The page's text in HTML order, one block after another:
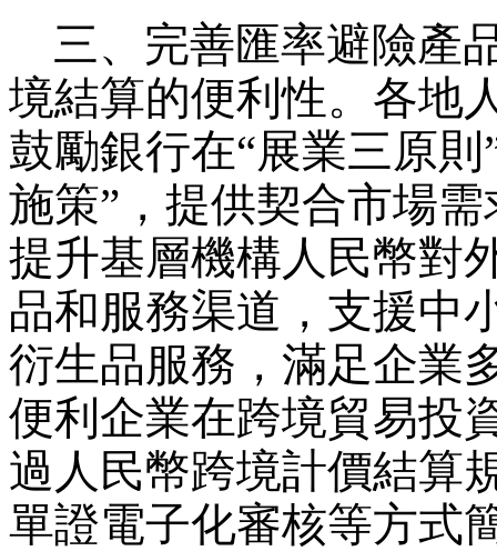
三、完善匯率避險產
境結算的便利性。各地
鼓勵銀行在“展業三原
施策”，提供契合市場
提升基層機構人民幣對
品和服務渠道，支援中
衍生品服務，滿足企業
便利企業在跨境貿易投
過人民幣跨境計價結算
單證電子化審核等方式